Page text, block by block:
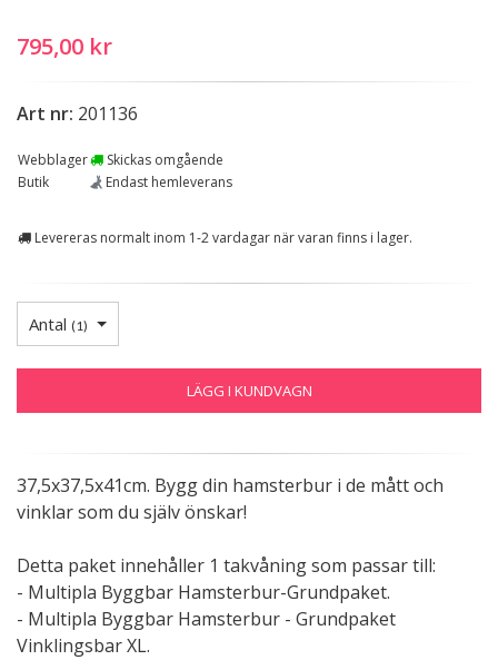
795,00 kr
Art nr: 201136
Webblager
Skickas omgående
Butik
Endast hemleverans
Levereras normalt inom 1-2 vardagar när varan finns i lager.
Antal (1)
LÄGG I KUNDVAGN
37,5x37,5x41cm. Bygg din hamsterbur i de mått och
vinklar som du själv önskar!
Detta paket innehåller 1 takvåning som passar till:
- Multipla Byggbar Hamsterbur-Grundpaket.
- Multipla Byggbar Hamsterbur - Grundpaket
Vinklingsbar XL.